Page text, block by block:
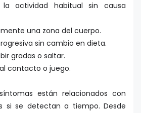
la actividad habitual sin causa
una zona del cuerpo.
sin cambio en dieta.
gradas o saltar.
contacto o juego.
están relacionados con
si se detectan a tiempo. Desde